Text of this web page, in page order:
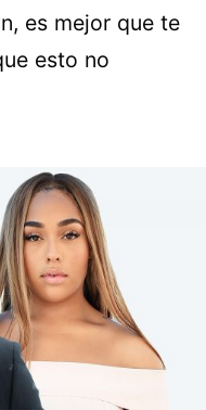
es mejor que te
esto no